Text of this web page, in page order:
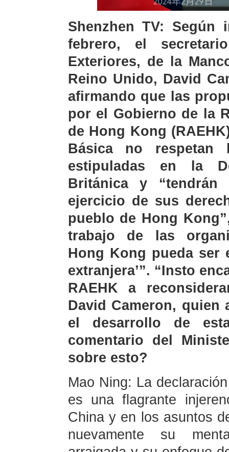
Shenzhen TV:
febrero, el
Exteriores, de la
Reino Unido, David
afirmando que las
por el Gobierno de la
de Hong Kong
Básica no respetan
estipuladas en la
Británica y
ejercicio de sus
pueblo de Hong
trabajo de las
Hong Kong pueda ser
extranjera’”. “Insto
RAEHK a
David Cameron, quien
el desarrollo de
comentario del
sobre esto?
Mao Ning: La
es una flagrante
China y en los asuntos
nuevamente su